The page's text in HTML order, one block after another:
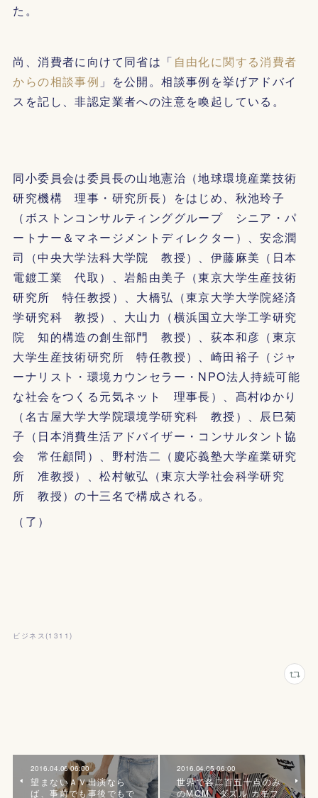
た。
尚、消費者に向けて同省は「 自由化に関する消費者
からの相談事例 」を公開。相談事例を挙げアドバイ
スを記し、非認定業者への注意を喚起している。
同小委員会は委員長の山地憲治（地球環境産業技術
研究機構 理事・研究所長）をはじめ、秋池玲子
（ボストンコンサルティンググループ シニア・パ
ートナー＆マネージメントディレクター）、安念潤
司（中央大学法科大学院 教授）、伊藤麻美（日本
電鍍工業 代取）、岩船由美子（東京大学生産技術
研究所 特任教授）、大橋弘（東京大学大学院経済
学研究科 教授）、大山力（横浜国立大学工学研究
院 知的構造の創生部門 教授）、荻本和彦（東京
大学生産技術研究所 特任教授）、崎田裕子（ジャ
ーナリスト・環境カウンセラー・NPO法人持続可能
な社会をつくる元気ネット 理事長）、髙村ゆかり
（名古屋大学大学院環境学研究科 教授）、辰巳菊
子（日本消費生活アドバイザー・コンサルタント協
会 常任顧問）、野村浩二（慶応義塾大学産業研究
所 准教授）、松村敏弘（東京大学社会科学研究
所 教授）の十三名で構成される。
（了）
ビジネス (1311 )
2016.04.06 06:00
望まないＡＶ出演なら
ば、事前でも事後でもで
2016.04.05 06:00
世界で各二百五十点のみ
のMCM「ダズル カモフ